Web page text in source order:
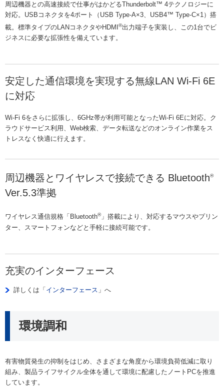
周辺機器との高速接続で仕事がはかどるThunderbolt™ 4テクノロジーに
対応。USBコネクタを4ポート（USB Type-A×3、USB4™ Type-C×1）搭
載。標準タイプのLANコネクタやHDMI ®出力端子を実装し、この1台でビ
ジネスに必要な拡張性を備えています。
安定した通信環境を実現する無線LAN Wi-Fi 6E
に対応
Wi-Fi 6をさらに拡張し、6GHz帯が利用可能となったWi-Fi 6Eに対応。ク
ラウドサービス利用、Web検索、データ転送などのオンライン作業をス
トレスなく快適に行えます。
周辺機器とワイヤレスで接続できる Bluetooth®
Ver.5.3準拠
ワイヤレス通信規格「Bluetooth®」搭載により、対応するマウスやプリン
ター、スマートフォンなどと手軽に接続可能です。
充実のインターフェース
詳しくは「インターフェース 」へ
環境調和
有害物質発生の抑制をはじめ、さまざまな角度から環境負荷低減に取り
組み、製品ライフサイクル全体を通して環境に配慮したノートPCを推進
しています。